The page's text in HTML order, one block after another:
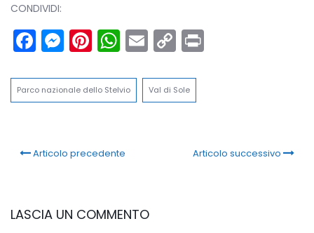
CONDIVIDI:
Facebook
Messenger
Pinterest
WhatsApp
Email
Copy
Link
Parco nazionale dello Stelvio Val di Sole
Articolo precedente Articolo successivo
LASCIA UN COMMENTO